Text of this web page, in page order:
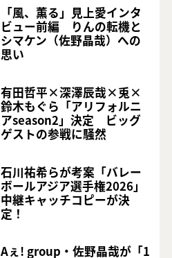
「風、薫る」見上愛インタ
ビュー前編 りんの転機と
シマケン（佐野晶哉）への
思い
有田哲平×深澤辰哉×兎×
鈴木もぐら「アリフォルニ
アseason2」決定 ビッグ
ゲストの参戦に騒然
石川祐希らが考案「バレー
ボールアジア選手権2026」
中継キャッチコピーが決
定！
Aぇ! group・佐野晶哉が「1